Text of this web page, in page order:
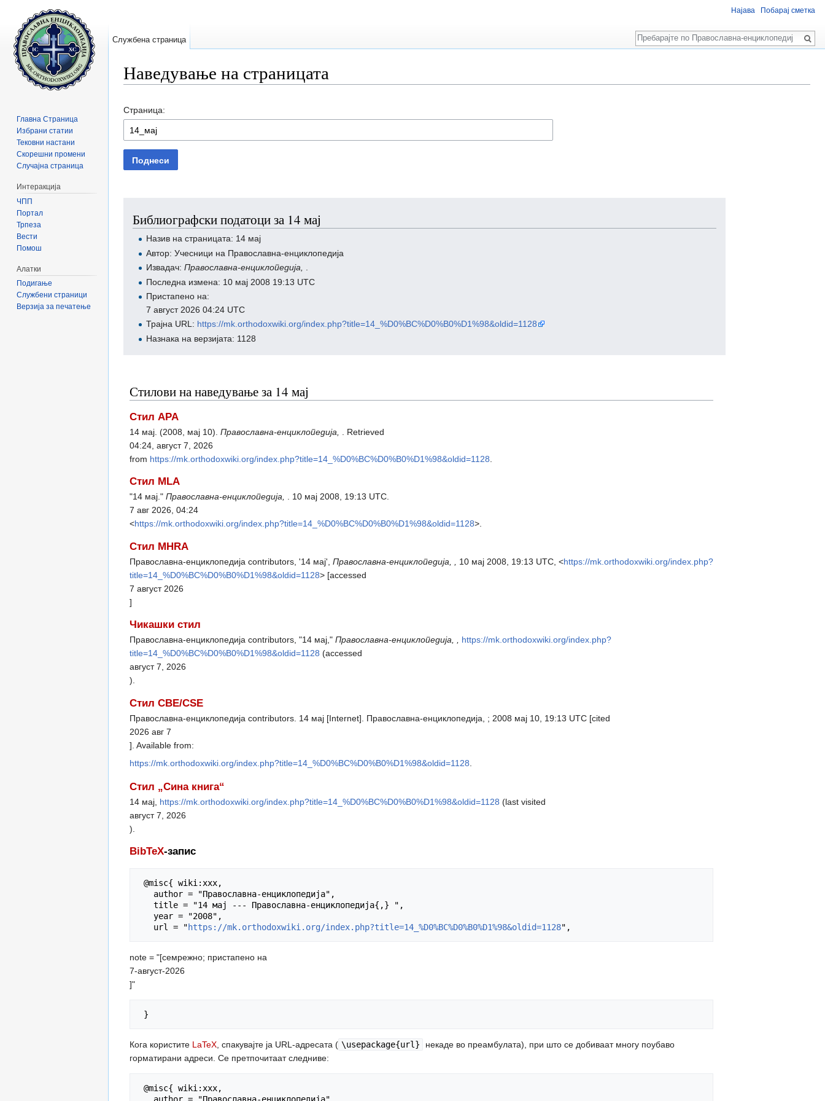
Наведување на страницата
Страница:
Поднеси
Библиографски податоци за 14 мај
Назив на страницата: 14 мај
Автор: Учесници на Православна-енциклопедија
Извадач:Православна-енциклопедија, .
Последна измена: 10 мај 2008 19:13 UTC
Пристапено на:
7 август 2026 04:24 UTC
Трајна URL: https://mk.orthodoxwiki.org/index.php?title=14_%D0%BC%D0%B0%D1%98&oldid=1128
Назнака на верзијата: 1128
Стилови на наведување за 14 мај
Стил APA
14 мај. (2008, мај 10). Православна-енциклопедија,
. Retrieved
04:24, август 7, 2026
from https://mk.orthodoxwiki.org/index.php?title=14_%D0%BC%D0%B0%D1%98&oldid=1128
Стил MLA
"14 мај." Православна-енциклопедија, . 10 мај 2008, 19:13 UTC.
7 авг 2026, 04:24
<https://mk.orthodoxwiki.org/index.php?title=14_%D0%BC%D0%B0%D1%98&oldid=1128>.
Стил MHRA
Православна-енциклопедија contributors, '14 мај', Православна-енциклопедија, , 10 мај 2008, 19:13 UTC, <https://mk.orthodoxwiki.org/index.php?
title=14_%D0%BC%D0%B0%D1%98&oldid=1128> [accessed
7 август 2026
]
Чикашки стил
Православна-енциклопедија contributors, "14 мај," Православна-енциклопедија, ,
https://mk.orthodoxwiki.org/index.php?
title=14_%D0%BC%D0%B0%D1%98&oldid=1128 (accessed
август 7, 2026
).
Стил CBE/CSE
Православна-енциклопедија contributors. 14 мај [Internet]. Православна-енциклопедија, ; 2008 мај 10, 19:13 UTC [cited
2026 авг 7
]. Available from:
https://mk.orthodoxwiki.org/index.php?title=14_%D0%BC%D0%B0%D1%98&oldid=1128
Стил „Сина книга“
14 мај, https://mk.orthodoxwiki.org/index.php?title=14_%D0%BC%D0%B0%D1%98&oldid=1128 (last visited
август 7, 2026
).
BibTeX-запис
   url = "
https://mk.orthodoxwiki.org/index.php?title=14_%D0%BC%D0%B0%D1%98&oldid=1128
note = "[семрежно; пристапено на
7-август-2026
]"
Кога користите LaTeX, спакувајте ја URL-адресата ( \usepackage{url}
некаде во преамбулата), при што се добиваат многу поубаво
горматирани адреси. Се претпочитаат следниве:
Најава Побарај сметка
Службена страница
Пребарај
Главна Страница
Избрани статии
Тековни настани
Скорешни промени
Случајна страница
Интеракција
ЧПП
Портал
Трпеза
Вести
Помош
Алатки
Подигање
Службени страници
Верзија за печатење